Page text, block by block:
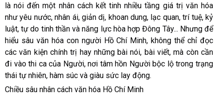
là nói đến một nhân cách kết tinh nhiều tầng giá trị văn hóa
như yêu nước, nhân ái, giản dị, khoan dung, lạc quan, trí tuệ, kỷ
luật, tự do tinh thần và năng lực hòa hợp Đông Tây... Nhưng để
hiểu sâu văn hóa con người Hồ Chí Minh, không thể chỉ đọc
các văn kiện chính trị hay những bài nói, bài viết, mà còn cần
đi vào thi ca của Người, nơi tâm hồn Người bộc lộ trong trạng
thái tự nhiên, hàm súc và giàu sức lay động.
Chiều sâu nhân cách văn hóa Hồ Chí Minh